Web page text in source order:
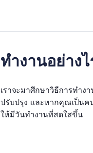
ทำงานอย่าง
เราจะมาศึกษาวิธีการทำง
ปรับปรุง เเละหากคุณเป็น
ให้มีวันทำงานที่สดใสขึ้น